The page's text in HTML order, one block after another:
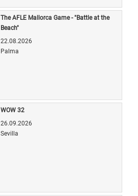
The AFLE Mallorca Game - "Battle at the
Beach"
22.08.2026
Palma
WOW 32
26.09.2026
Sevilla